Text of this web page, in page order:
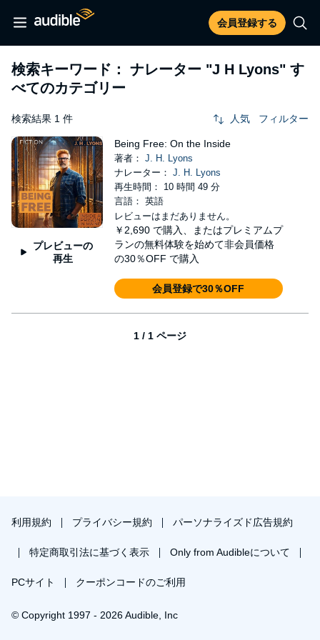
会員登録する
検索キーワード： ナレーター "J H Lyons" す
べてのカテゴリー
検索結果 1 件 人気 フィルター
プレビューの
再生
Being Free: On the Inside
著者： J. H. Lyons
ナレーター： J. H. Lyons
再生時間： 10 時間 49 分
言語： 英語
レビューはまだありません。
￥2,690 で購入、またはプレミアムプ
ランの無料体験を始めて非会員価格
の30％OFF で購入
会員登録で30％OFF
1 / 1 ページ
利用規約 プライバシー規約 パーソナライズド広告規約
特定商取引法に基づく表示 Only from Audibleについて
PCサイト クーポンコードのご利用
© Copyright 1997 - 2026 Audible, Inc